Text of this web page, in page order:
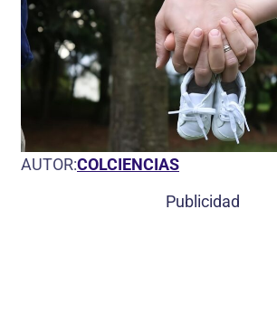
AUTOR:COLCIENCIAS
Publicidad